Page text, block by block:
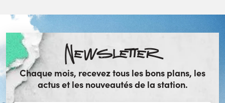
Newsletter
Chaque mois, recevez tous les bons plans, les
actus et les nouveautés de la station.